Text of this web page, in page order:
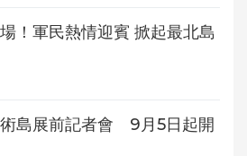
！軍民熱情迎賓 掀起最北島
島展前記者會 9月5日起開